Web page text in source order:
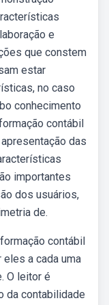
e
que constem
estar
no caso
conhecimento
contábil
das
importantes
dos usuários,
de.
contábil
a cada uma
O leitor é
da contabilidade